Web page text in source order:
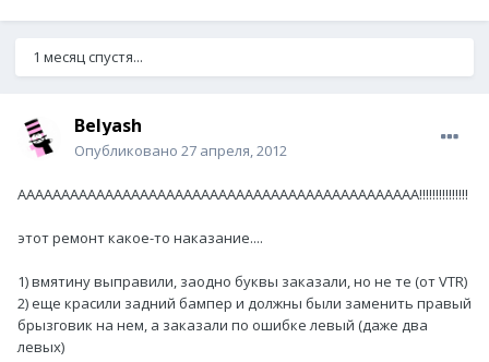
1 месяц спустя...
Belyash
Опубликовано 27 апреля, 2012
АААААААААААААААААААААААААААААААААААААААААААААА!!!!!!!!!!!!!!!
этот ремонт какое-то наказание....
1) вмятину выправили, заодно буквы заказали, но не те (от VTR)
2) еще красили задний бампер и должны были заменить правый
брызговик на нем, а заказали по ошибке левый (даже два
левых)